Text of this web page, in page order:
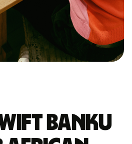
banku